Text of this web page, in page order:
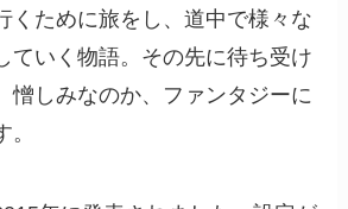
くために旅をし、道中で様々な
ていく物語。その先に待ち受け
憎しみなのか、ファンタジーに